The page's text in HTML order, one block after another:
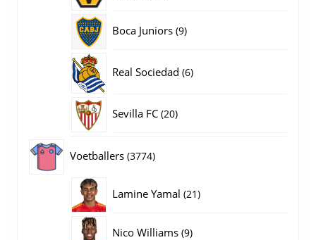
Boca Juniors 99
Real Sociedad 66
Sevilla FC 2020
Voetballers 37743774
Lamine Yamal 2121
Nico Williams 99